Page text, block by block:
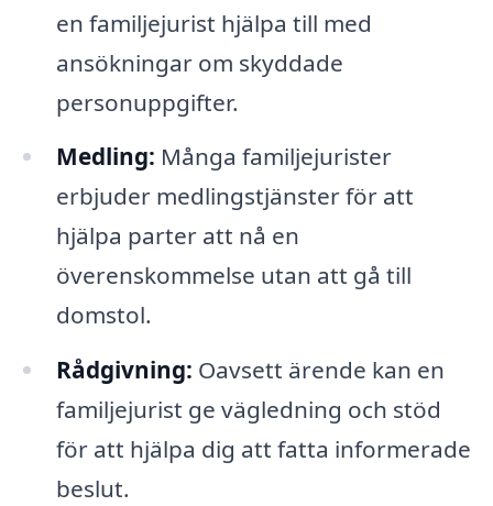
en familjejurist hjälpa till med
ansökningar om skyddade
personuppgifter.
Medling: Många familjejurister
erbjuder medlingstjänster för att
hjälpa parter att nå en
överenskommelse utan att gå till
domstol.
Rådgivning: Oavsett ärende kan en
familjejurist ge vägledning och stöd
för att hjälpa dig att fatta informerade
beslut.